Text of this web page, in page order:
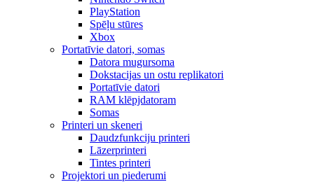
PlayStation
Spēļu stūres
Xbox
Portatīvie datori, somas
Datora mugursoma
Dokstacijas un ostu replikatori
Portatīvie datori
RAM klēpjdatoram
Somas
Printeri un skeneri
Daudzfunkciju printeri
Lāzerprinteri
Tintes printeri
Projektori un piederumi